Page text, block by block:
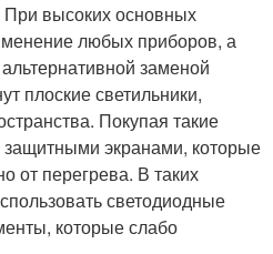
высоких основных
любых приборов, а
заменой
плоские светильники,
Покупая такие
экранами, которые
от перегрева. В таких
светодиодные
которые слабо